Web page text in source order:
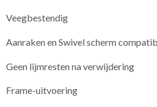
Veegbestendig
Aanraken en Swivel scherm
Geen lijmresten na verwijdering
Frame-uitvoering